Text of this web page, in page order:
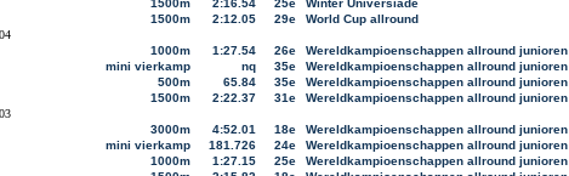
1500m
2:16.54 25e Winter Universiade
1500m
2:12.05 29e World Cup allround
1000m
1:27.54 26e Wereldkampioenschappen allround junioren
mini vierkamp
nq 35e Wereldkampioenschappen allround junioren
500m
65.84 35e Wereldkampioenschappen allround junioren
1500m
2:22.37 31e Wereldkampioenschappen allround junioren
3000m
4:52.01 18e Wereldkampioenschappen allround junioren
mini vierkamp
181.726 24e Wereldkampioenschappen allround junioren
1000m
1:27.15 25e Wereldkampioenschappen allround junioren